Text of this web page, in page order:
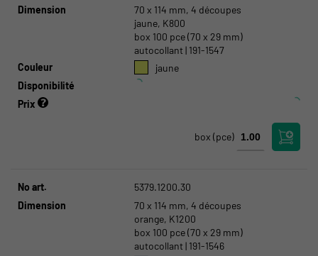
Dimension
70 x 114 mm, 4 découpes
jaune, K800
box 100 pce (70 x 29 mm)
autocollant | 191-1547
Couleur
jaune
Disponibilité
Prix
box (pce)
No art.
5379.1200.30
Dimension
70 x 114 mm, 4 découpes
orange, K1200
box 100 pce (70 x 29 mm)
autocollant | 191-1546